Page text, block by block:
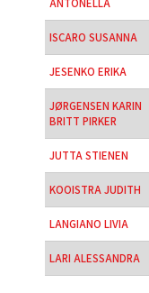
ANTONELLA
ISCARO SUSANNA
JESENKO ERIKA
JØRGENSEN KARIN
BRITT PIRKER
JUTTA STIENEN
KOOISTRA JUDITH
LANGIANO LIVIA
LARI ALESSANDRA